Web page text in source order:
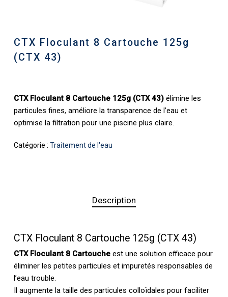
CTX Floculant 8 Cartouche 125g
(CTX 43)
CTX Floculant 8 Cartouche 125g (CTX 43)élimine les
particules fines, améliore la transparence de l’eau et
optimise la filtration pour une piscine plus claire.
Catégorie : Traitement de l'eau
Description
CTX Floculant 8 Cartouche 125g (CTX 43)
CTX Floculant 8 Cartoucheest une solution efficace pour
éliminer les petites particules et impuretés responsables de
l’eau trouble.
Il augmente la taille des particules colloïdales pour faciliter